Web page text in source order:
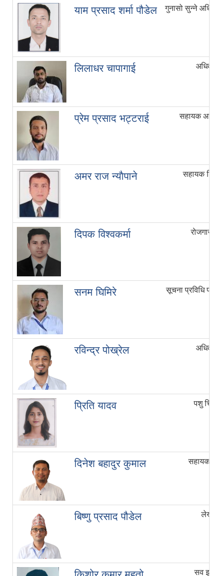
याम प्रसाद शर्मा पौडेल गुनासो सुन्ने
लिलाधर चापागाई अधिकृत
प्रेम प्रसाद भट्टराई सहायक
अमर राज न्याैपाने सहायक
दिपक विश्वकर्मा रोजगार
सनम घिमिरे सूचना प्रविधि
रविन्द्र पोख्रेल अधिकृत
प्रिति यादव पशु
दिनेश बहादुर कुमाल सहायक
बिष्णु प्रसाद पौडेल
सव